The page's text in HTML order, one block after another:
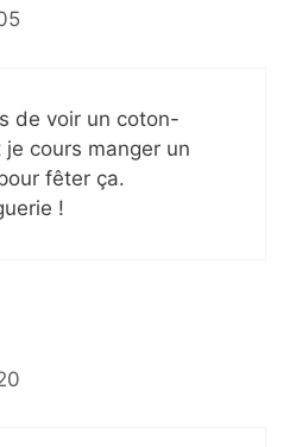
de voir un coton-
cours manger un
fêter ça.
!